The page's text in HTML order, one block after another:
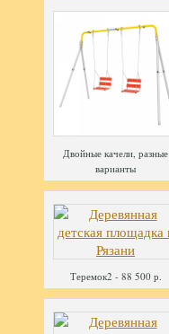
Двойные качели, разные
варианты
Теремок2 - 88 500 р.